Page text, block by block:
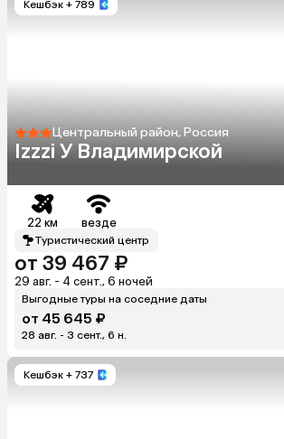
Кешбэк + 789
Центральный район, Россия
Izzzi У Владимирской
22 км везде
Туристический центр
от 39 467 ₽
29 авг. - 4 сент., 6 ночей
Выгодные туры на соседние даты
от 45 645 ₽
28 авг. - 3 сент., 6 н.
Кешбэк + 737